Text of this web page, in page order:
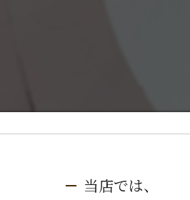
当店では、